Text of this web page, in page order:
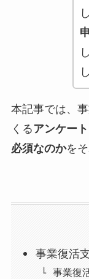
本記事では、
くるアンケー
必須なのかを
事業復活
事業復